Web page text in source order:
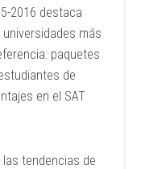
2016 destaca
más
paquetes
de
en el SAT
tendencias de